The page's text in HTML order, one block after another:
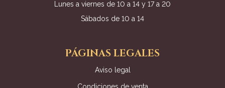
Lunes a viernes de 10 a 14 y 17 a 20
Sábados de 10 a 14
PÁGINAS LEGALES
Aviso legal